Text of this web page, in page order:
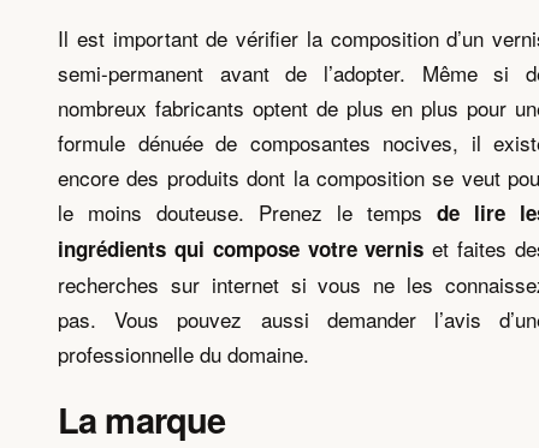
Il est important de vérifier la composition d’un
semi-permanent avant de l’adopter. Même si
nombreux fabricants optent de plus en plus pour
formule dénuée de composantes nocives, il
encore des produits dont la composition se veut
le moins douteuse. Prenez le temps de lire
ingrédients qui compose votre vernis et faites
recherches sur internet si vous ne les
pas. Vous pouvez aussi demander l’avis
professionnelle du domaine.
La marque